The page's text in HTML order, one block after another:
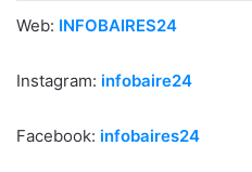
Web: INFOBAIRES24
Instagram: infobaire24
Facebook: infobaires24